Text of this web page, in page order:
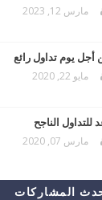
مارس 12, 2023
أجل يوم تداول رائع
مايو 22, 2020
مارس 07, 2020
المشاركات